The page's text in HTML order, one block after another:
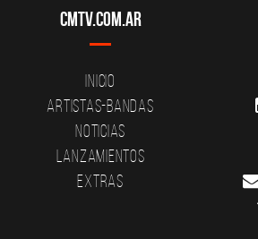
CMTV.com.ar
Inicio
Artistas-Bandas
Noticias
Lanzamientos
Extras